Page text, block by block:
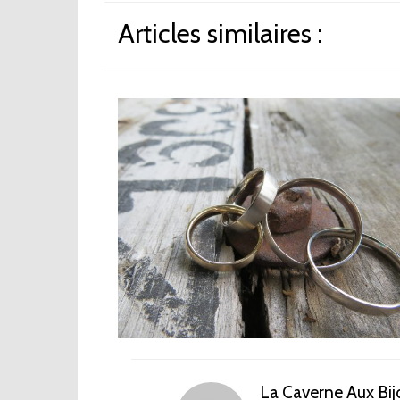
Articles similaires :
La Caverne Aux